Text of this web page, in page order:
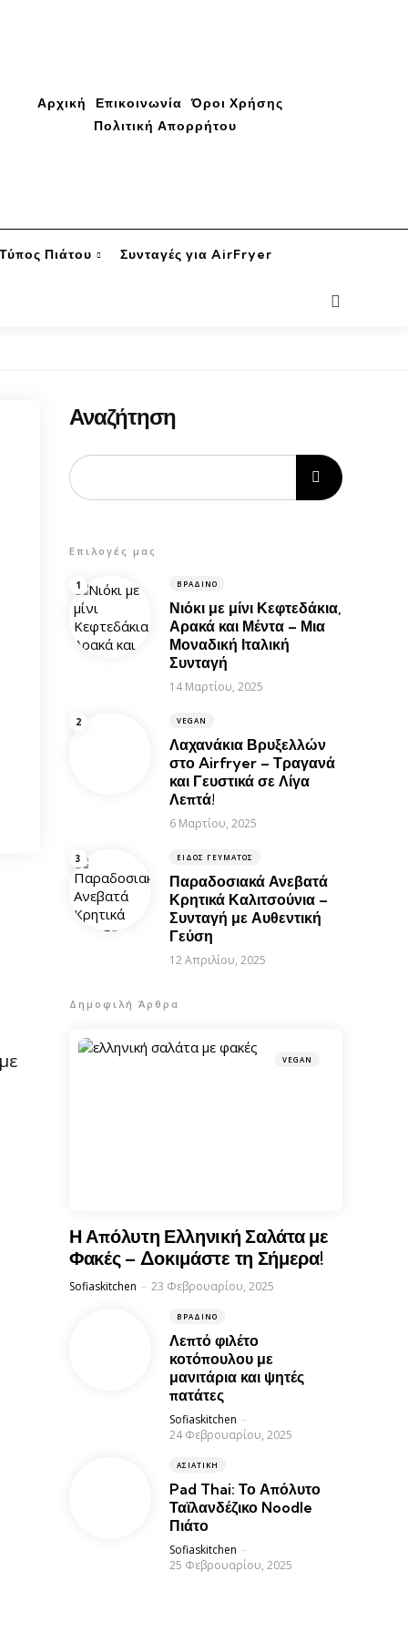
Αρχική Επικοινωνία
Όροι Χρήσης
Πολιτική Απορρήτου
Πιάτου Συνταγές για AirFryer
Αναζήτηση
Επιλογές μας
ΒΡΑΔΙΝΌ
Νιόκι με μίνι Κεφτεδάκια,
Αρακά και Μέντα – Μια
Μοναδική Ιταλική
Συνταγή
14 Μαρτίου, 2025
VEGAN
Λαχανάκια Βρυξελλών
στο Airfryer – Τραγανά
και Γευστικά σε Λίγα
Λεπτά!
6 Μαρτίου, 2025
ΕΊΔΟΣ ΓΕΎΜΑΤΟΣ
Παραδοσιακά Ανεβατά
Κρητικά Καλιτσούνια –
Συνταγή με Αυθεντική
Γεύση
12 Απριλίου, 2025
Δημοφιλή Άρθρα
VEGAN
Η Απόλυτη Ελληνική Σαλάτα με
Φακές – Δοκιμάστε τη Σήμερα!
Posted
Sofiaskitchen 23 Φεβρουαρίου, 2025
ΒΡΑΔΙΝΌ
Λεπτό φιλέτο
κοτόπουλου με
μανιτάρια και ψητές
πατάτες
Posted
Sofiaskitchen
24 Φεβρουαρίου, 2025
ΑΣΙΑΤΙΚΉ
Pad Thai: Το Απόλυτο
Ταϊλανδέζικο Noodle
Πιάτο
Posted
Sofiaskitchen
25 Φεβρουαρίου, 2025